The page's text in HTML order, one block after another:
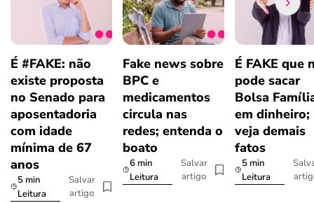
É #FAKE: não
existe proposta
no Senado para
aposentadoria
com idade
mínima de 67
anos
5 min
Leitura
Salvar
artigo
Fake news sobre
BPC e
medicamentos
circula nas
redes; entenda o
boato
6 min
Leitura
Salvar
artigo
É FAKE que
pode sacar
Bolsa
em dinheiro;
veja demais
fatos
5 min
Leitura